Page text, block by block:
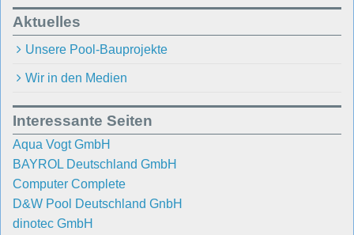
Aktuelles
Unsere Pool-Bauprojekte
Wir in den Medien
Interessante Seiten
Aqua Vogt GmbH
BAYROL Deutschland GmbH
Computer Complete
D&W Pool Deutschland GnbH
dinotec GmbH